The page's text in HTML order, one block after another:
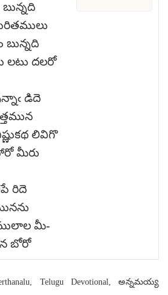
బున్నది
దలరో
డిదె
లివిగొ
మీరు
రిదె
మీ-
బోరో
Telugu Devotional, అన్నమయ్య